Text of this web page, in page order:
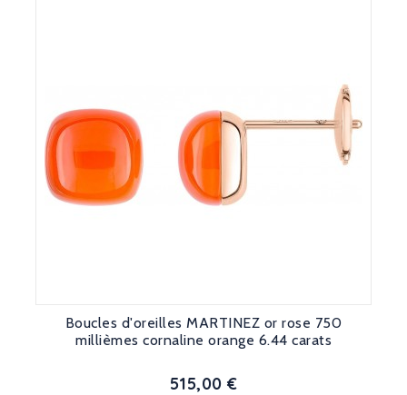
Boucles d'oreilles MARTINEZ or rose 750
millièmes cornaline orange 6.44 carats
Prix
515,00 €